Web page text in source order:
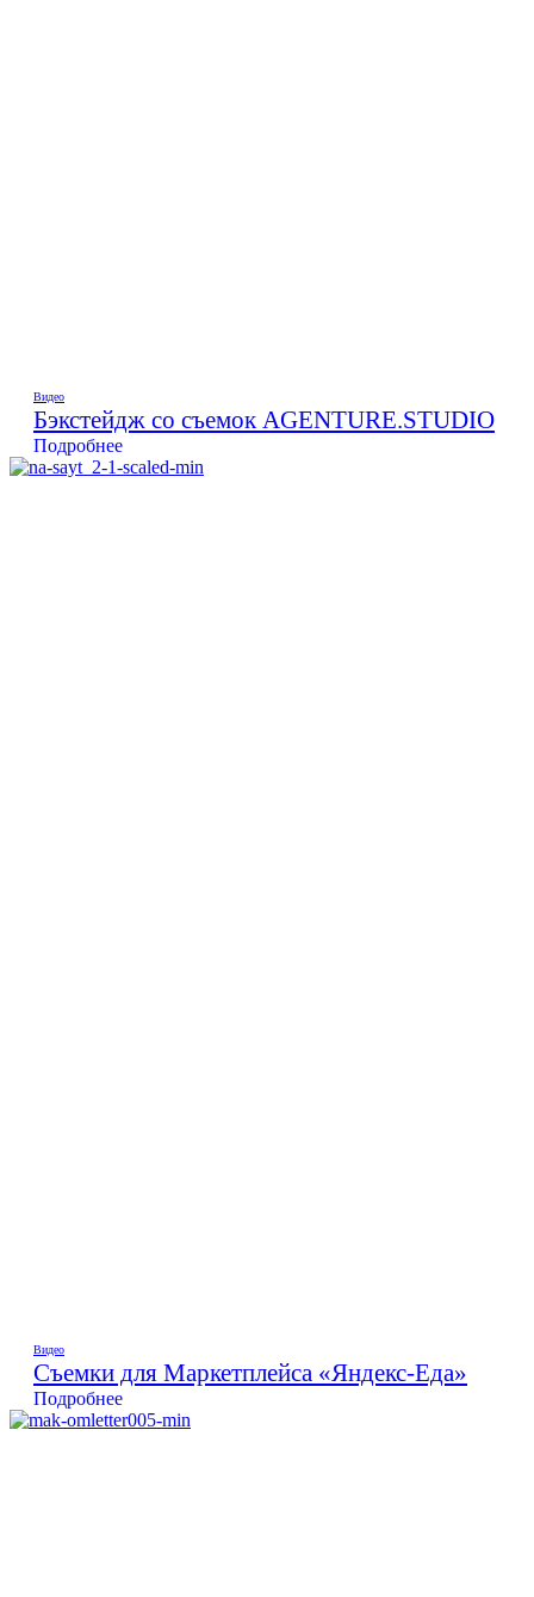
Видео
Бэкстейдж со съемок AGENTURE.STUDIO
Подробнее
Видео
Съемки для Маркетплейса «Яндекс-Еда»
Подробнее